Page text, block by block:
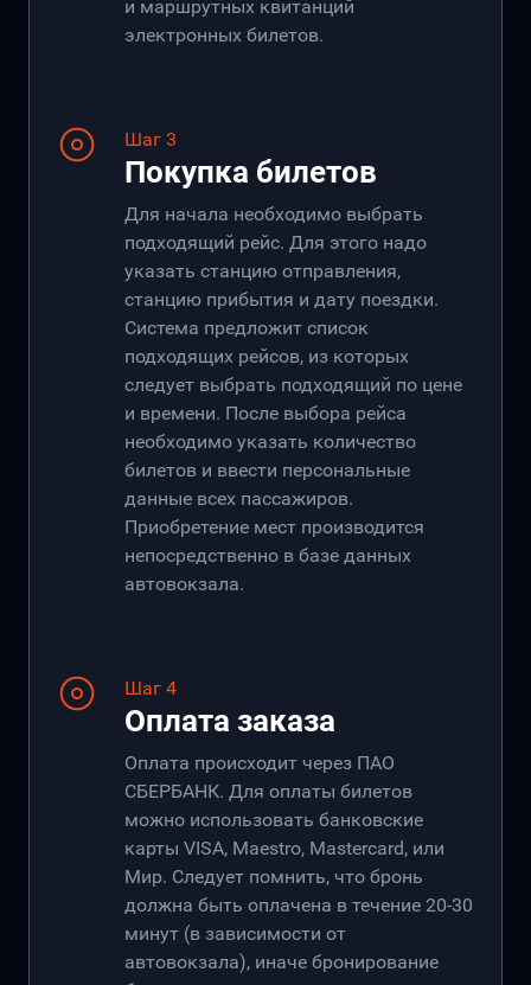
и маршрутных квитанций
электронных билетов.
Шаг 3
Покупка билетов
Для начала необходимо выбрать
подходящий рейс. Для этого надо
указать станцию отправления,
станцию прибытия и дату поездки.
Система предложит список
подходящих рейсов, из которых
следует выбрать подходящий по цене
и времени. После выбора рейса
необходимо указать количество
билетов и ввести персональные
данные всех пассажиров.
Приобретение мест производится
непосредственно в базе данных
автовокзала.
Шаг 4
Оплата заказа
Оплата происходит через ПАО
СБЕРБАНК. Для оплаты билетов
можно использовать банковские
карты VISA, Maestro, Mastercard, или
Мир. Следует помнить, что бронь
должна быть оплачена в течение 20-30
минут (в зависимости от
автовокзала), иначе бронирование